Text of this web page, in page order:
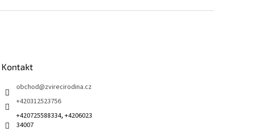
Kontakt
obchod@zvirecirodina.cz
+420312523756
+420725588334, +4206023
34007